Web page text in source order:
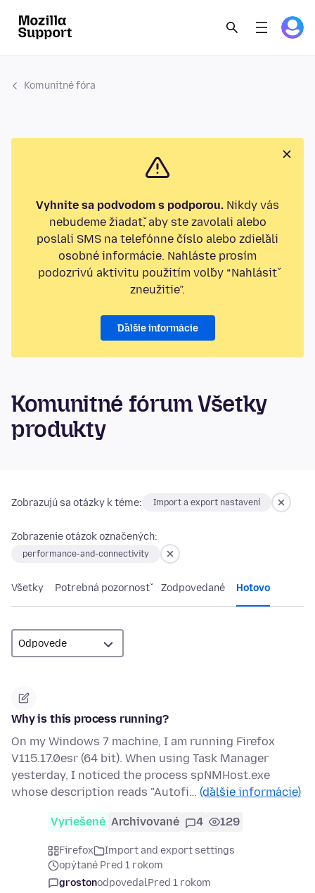
Komunitné fóra
Vyhnite sa podvodom s podporou. Nikdy vás
nebudeme žiadať, aby ste zavolali alebo
poslali SMS na telefónne číslo alebo zdieľali
osobné informácie. Nahláste prosím
podozrivú aktivitu použitím voľby “Nahlásiť
zneužitie”.
Ďalšie informácie
Komunitné fórum Všetky
produkty
Zobrazujú sa otázky k téme: Import a export nastavení
Zobrazenie otázok označených:
performance-and-connectivity
Všetky Potrebná pozornosť Zodpovedané Hotovo
Why is this process running?
On my Windows 7 machine, I am running Firefox
V115.17.0esr (64 bit). When using Task Manager
yesterday, I noticed the process spNMHost.exe
whose description reads "Autofi… (ďalšie informácie)
Vyriešené Archivované 4 129
Firefox
Import and export settings
opýtané Pred 1 rokom
grostonodpovedalPred 1 rokom